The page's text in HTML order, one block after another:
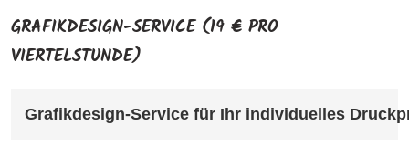
GRAFIKDESIGN-SERVICE (19 € PRO
VIERTELSTUNDE)
Grafikdesign-Service für Ihr individuelles